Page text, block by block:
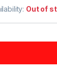
Out of